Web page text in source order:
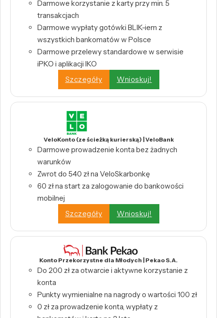
Darmowe korzystanie z karty przy min. 5
transakcjach
Darmowe wypłaty gotówki BLIK-iem z
wszystkich bankomatów w Polsce
Darmowe przelewy standardowe w serwisie
iPKO i aplikacji IKO
Szczegóły
Wnioskuj!
VeloKonto (ze ścieżką kurierską) | VeloBank
Darmowe prowadzenie konta bez żadnych
warunków
Zwrot do 540 zł na VeloSkarbonkę
60 zł na start za zalogowanie do bankowości
mobilnej
Szczegóły
Wnioskuj!
Konto Przekorzystne dla Młodych | Pekao S.A.
Do 200 zł za otwarcie i aktywne korzystanie z
konta
Punkty wymienialne na nagrody o wartości 100 zł
0 zł za prowadzenie konta, wypłaty z